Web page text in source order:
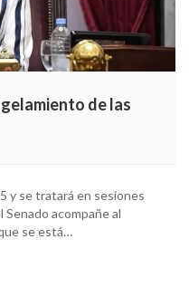
de las
y se tratará en sesiones
Senado acompañe al
se está…